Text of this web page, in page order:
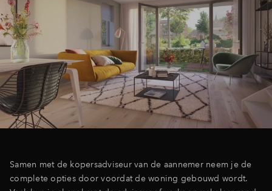
Samen met de kopersadviseur van de aannemer neem je de
complete opties door voordat de woning gebouwd wordt.